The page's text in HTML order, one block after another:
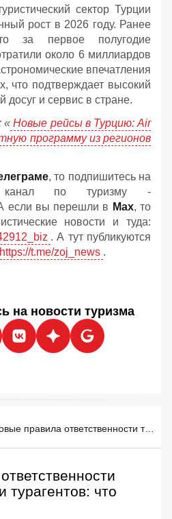
сектор Турции
рост в 2026 году. Ранее
за первое полугодие
около 6 миллиардов
впечатления
что подтверждает высокий
досуг и сервис в стране.
« Новые рейсы в Турцию: Air
программу из регионов
, то подпишитесь на
канал по туризму -
если вы перешли в Мах, то
новости и туда:
. А тут публикуются
https://t.me/zoj_news .
на новости туризма
Новые правила ответственности туроператоров и турагентов: что изменится
турагентов: что